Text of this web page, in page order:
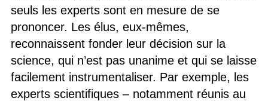
seuls les experts sont en mesure de se
prononcer. Les élus, eux-mêmes,
reconnaissent fonder leur décision sur la
science, qui n’est pas unanime et qui se laisse
facilement instrumentaliser. Par exemple, les
experts scientifiques – notamment réunis au